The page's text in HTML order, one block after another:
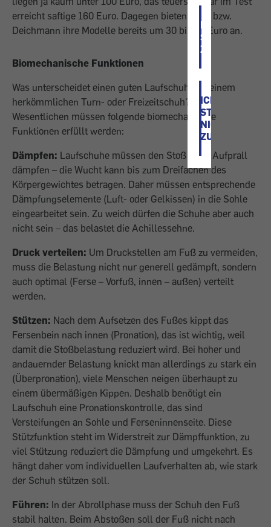
ICH
STIMME
ZU
ICH
STIMME
NICHT
ZU
erreicht saftige 160 Euro. Dagegen bieten Reno bzw.
Deichmann ihre Modelle bereits um 30 bis 40 Euro an.
Biomechanische Funktionen
Was unterscheidet einen guten Laufschuh von einem
herkömmlichen Turn- oder Freizeitschuh? Im
Wesentlichen müssen folgende biomechanische
Funktionen erfüllt werden:
Dämpfen: Laufschuhe müssen den Stoß beim Aufprall
dämpfen – die Wucht kann bis zum Dreifachen des
Körpergewichtes betragen. Daher müssen entsprechende
Dämpfungselemente (Luft- oder Gelkissen) in die Sohle
eingearbeitet sein. Zu weich dürfen die Schuhe aber auch
nicht sein – das belastet die Achillessehne.
Druck verteilen: Um Druckstellen am Fuß zu vermeiden,
muss die Belastung nicht nur generell gedämpft, sondern
auch optimal (Ferse – Vorfuß, innen – außen) verteilt
werden.
Stützen: Nach dem Aufsetzen des Fußes kippt das
Fersenbein nach innen (Pronation), das ist wichtig, weil
damit die Stoßbelastung reduziert wird. Bei hoher und
andauernder Belastung knickt man allerdings zu stark ein
(Überpronation), viele Menschen neigen überhaupt zu
einem übermäßigen Kippen. Deshalb benötigt ein
Laufschuh eine Pronationskontrolle, das sind
Versteifungen an Sohle und Ferseninnenseite. Diese
Stützfunktion steht im Widerstreit zur Dämpffunktion, zu
viel Stützung reduziert die Dämpfung und umgekehrt. Es
hängt daher vom individuellen Laufverhalten ab, wie stark
der Schuh stützen soll.
Führen: In der Abrollphase muss der Schuh den Fuß
stabil halten. Beim Abstoßen soll der Fuß nicht nach